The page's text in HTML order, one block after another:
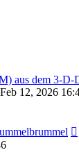
aus dem 3-D-
12, 2026